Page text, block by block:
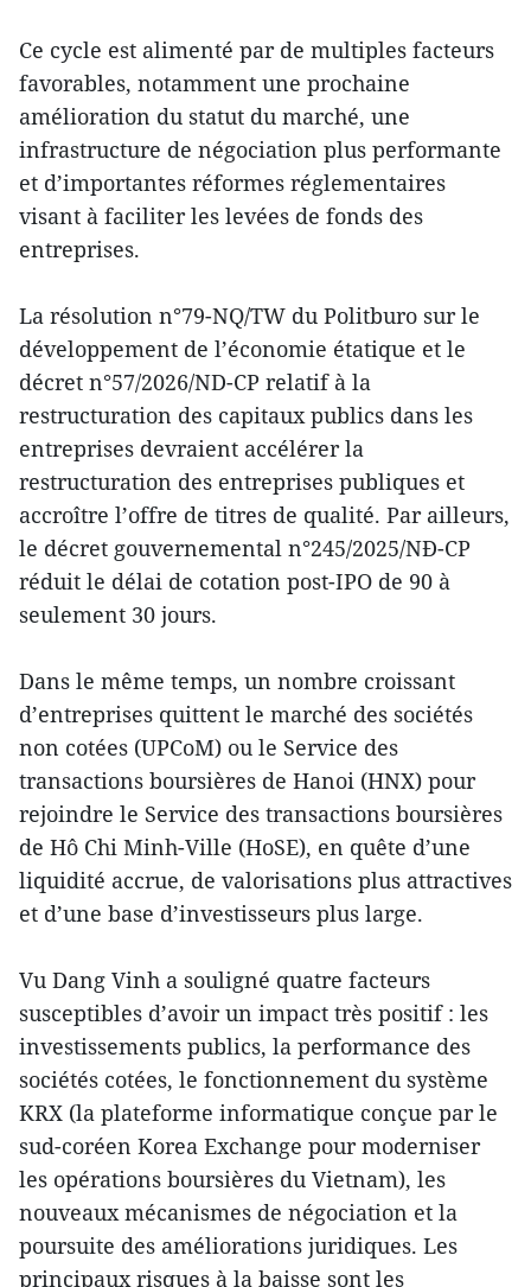
Ce cycle est alimenté par de multiples facteurs
favorables, notamment une prochaine
amélioration du statut du marché, une
infrastructure de négociation plus performante
et d’importantes réformes réglementaires
visant à faciliter les levées de fonds des
entreprises.
La résolution n°79-NQ/TW du Politburo sur le
développement de l’économie étatique et le
décret n°57/2026/ND-CP relatif à la
restructuration des capitaux publics dans les
entreprises devraient accélérer la
restructuration des entreprises publiques et
accroître l’offre de titres de qualité. Par ailleurs,
le décret gouvernemental n°245/2025/NĐ-CP
réduit le délai de cotation post-IPO de 90 à
seulement 30 jours.
Dans le même temps, un nombre croissant
d’entreprises quittent le marché des sociétés
non cotées (UPCoM) ou le Service des
transactions boursières de Hanoi (HNX) pour
rejoindre le Service des transactions boursières
de Hô Chi Minh-Ville (HoSE), en quête d’une
liquidité accrue, de valorisations plus attractives
et d’une base d’investisseurs plus large.
Vu Dang Vinh a souligné quatre facteurs
susceptibles d’avoir un impact très positif : les
investissements publics, la performance des
sociétés cotées, le fonctionnement du système
KRX (la plateforme informatique conçue par le
sud-coréen Korea Exchange pour moderniser
les opérations boursières du Vietnam), les
nouveaux mécanismes de négociation et la
poursuite des améliorations juridiques. Les
principaux risques à la baisse sont les